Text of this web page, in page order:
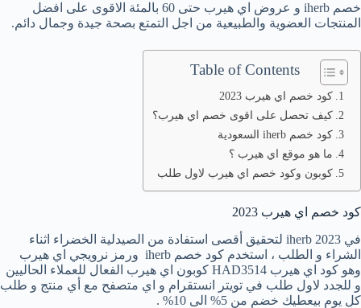
خصم iherb و عروض اي هيرب حتى 60 بالمئة الاقوى على افضل
المنتجات العضوية والطبيعية من اجل التمتع بصحة جيدة وجمال دائم.
Table of Contents
كود خصم اي هيرب 2023
كيف تحصل على اقوى خصم اي هيرب؟
كود خصم iherb السعودية
ما هو موقع اي هيرب ؟
كوبون وكود خصم اي هيرب لاول طلب
كود خصم اي هيرب 2023
في iherb 2023 لتحقيق أقصى استفادة من الصيدلية الخضراء اثناء
الشراء و الطلب ، استخدم كود خصم iherb ورمز نرويجي اي هيرب
وهو كود اي هيرب HAD3514 كوبون اي هيرب الفعال للعملاء الحاليين
و للجدد لاول طلب في تويتر انستقرام و اي متصفح مع أي منتج و طلب
كل يوم بيعطيك خضم من 5% الى 10% .